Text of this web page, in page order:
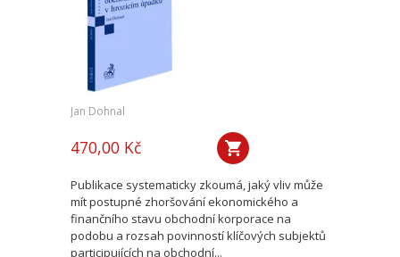
Jan Dohnal
470,00 Kč
Publikace systematicky zkoumá, jaký vliv může
mít postupné zhoršování ekonomického a
finančního stavu obchodní korporace na
podobu a rozsah povinností klíčových subjektů
participujících na obchodní...